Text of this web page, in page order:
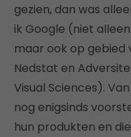
gezien, dan was
ik Google (niet
maar ook op gebied
Nedstat en
Visual Sciences).
nog enigsinds
hun produkten en